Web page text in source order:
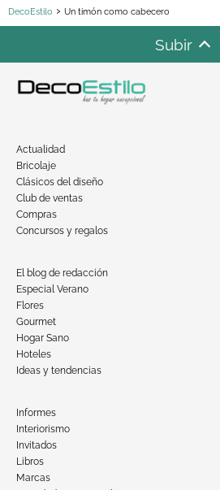
DecoEstilo Un timón como cabecero
Subir
Actualidad
Bricolaje
Clásicos del diseño
Club de ventas
Compras
Concursos y regalos
El blog de redacción
Especial Verano
Flores
Gourmet
Hogar Sano
Hoteles
Ideas y tendencias
Informes
Interiorismo
Invitados
Libros
Marcas